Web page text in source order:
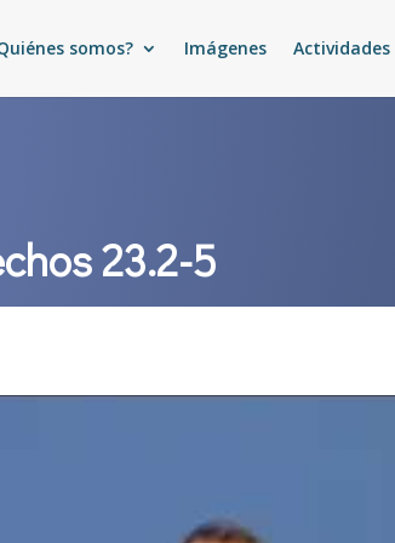
somos? Imágenes Actividades
23.2-5